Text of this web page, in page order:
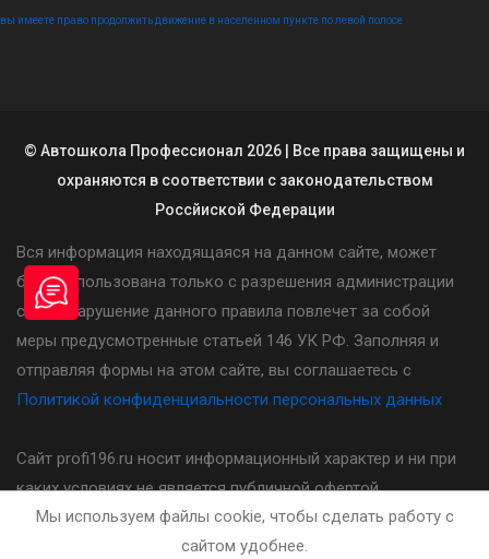
вы имеете право продолжить движение в населенном пункте по левой полосе
© Автошкола Профессионал 2026 | Все права защищены и
охраняются в соответствии с законодательством
Россйиской Федерации
Вся информация находящаяся на данном сайте, может
быть использована только с разрешения администрации
сайта. Нарушение данного правила повлечет за собой
меры предусмотренные статьей 146 УК РФ. Заполняя и
отправляя формы на этом сайте, вы соглашаетесь с
Политикой конфиденциальности персональных данных
Сайт profi196.ru носит информационный характер и ни при
каких условиях не является публичной офертой,
определяемой положениями статьи 437(2) Гражданского
кодекса Российской Федерации. Стоимость, порядок и
Мы используем файлы cookie, чтобы сделать работу с
сайтом удобнее.